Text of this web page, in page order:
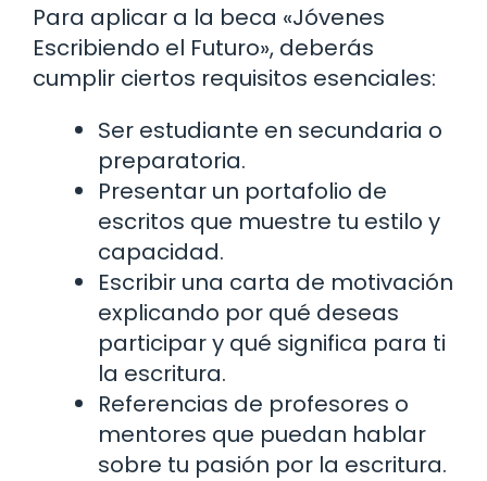
Para aplicar a la beca «Jóvenes
Escribiendo el Futuro», deberás
cumplir ciertos requisitos esenciales:
Ser estudiante en secundaria o
preparatoria.
Presentar un portafolio de
escritos que muestre tu estilo y
capacidad.
Escribir una carta de motivación
explicando por qué deseas
participar y qué significa para ti
la escritura.
Referencias de profesores o
mentores que puedan hablar
sobre tu pasión por la escritura.